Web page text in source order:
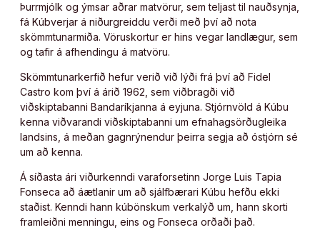
Þurrmjólk og ýmsar aðrar matvörur, sem teljast til nauðsynja,
fá Kúbverjar á niðurgreiddu verði með því að nota
skömmtunarmiða. Vöruskortur er hins vegar landlægur, sem
og tafir á afhendingu á matvöru.
Skömmtunarkerfið hefur verið við lýði frá því að Fidel
Castro kom því á árið 1962, sem viðbragði við
viðskiptabanni Bandaríkjanna á eyjuna. Stjórnvöld á Kúbu
kenna viðvarandi viðskiptabanni um efnahagsörðugleika
landsins, á meðan gagnrýnendur þeirra segja að óstjórn sé
um að kenna.
Á síðasta ári viðurkenndi varaforsetinn Jorge Luis Tapia
Fonseca að áætlanir um að sjálfbærari Kúbu hefðu ekki
staðist. Kenndi hann kúbönskum verkalýð um, hann skorti
framleiðni menningu, eins og Fonseca orðaði það.